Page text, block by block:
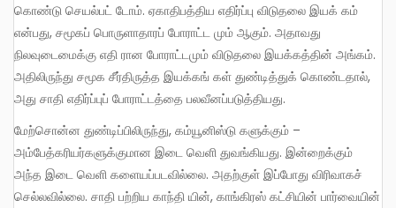
கொண்டு செயல்பட் டோம். ஏகாதிபத்திய எதிர்ப்பு விடுதலை இயக் கம்
என்பது, சமூகப் பொருளாதாரப் போராட்ட மும் ஆகும். அதாவது
நிலவுடைமைக்கு எதி ரான போராட்டமும் விடுதலை இயக்கத்தின் அங்கம்.
அதிலிருந்து சமூக சீர்திருத்த இயக்கங் கள் துண்டித்துக் கொண்டதால்,
அது சாதி எதிர்ப்புப் போராட்டத்தை பலவீனப்படுத்தியது.
மேற்சொன்ன துண்டிப்பிலிருந்து, கம்யூனிஸ்டு களுக்கும் –
அம்பேத்கரியர்களுக்குமான இடை வெளி துவங்கியது. இன்றைக்கும்
அந்த இடை வெளி களையப்படவில்லை. அதற்குள் இப்போது விரிவாகச்
செல்லவில்லை. சாதி பற்றிய காந்தி யின், காங்கிரஸ் கட்சியின் பார்வையின்